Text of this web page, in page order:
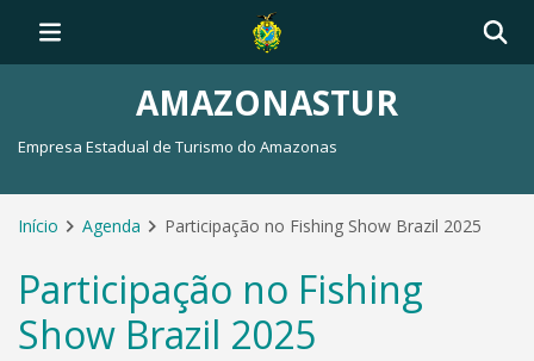
AMAZONASTUR
Empresa Estadual de Turismo do Amazonas
Início Agenda Participação no Fishing Show Brazil 2025
Participação no Fishing
Show Brazil 2025